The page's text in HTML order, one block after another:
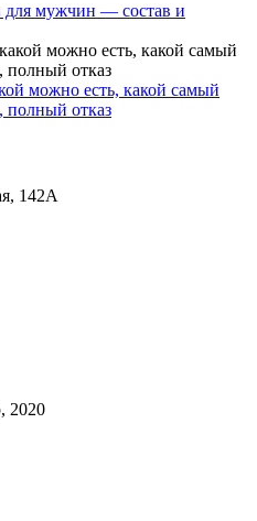
для мужчин — состав и
можно есть, какой самый
полный отказ
142А
2020